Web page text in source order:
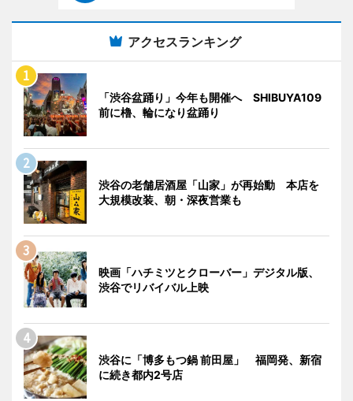
アクセスランキング
「渋谷盆踊り」今年も開催へ SHIBUYA109
前に櫓、輪になり盆踊り
渋谷の老舗居酒屋「山家」が再始動 本店を
大規模改装、朝・深夜営業も
映画「ハチミツとクローバー」デジタル版、
渋谷でリバイバル上映
渋谷に「博多もつ鍋 前田屋」 福岡発、新宿
に続き都内2号店